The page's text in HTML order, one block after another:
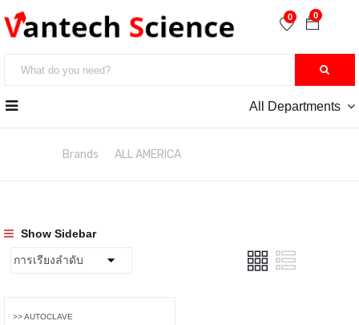
0
0
All Departments
Brands ALL AMERICA
Show Sidebar
>> AUTOCLAVE